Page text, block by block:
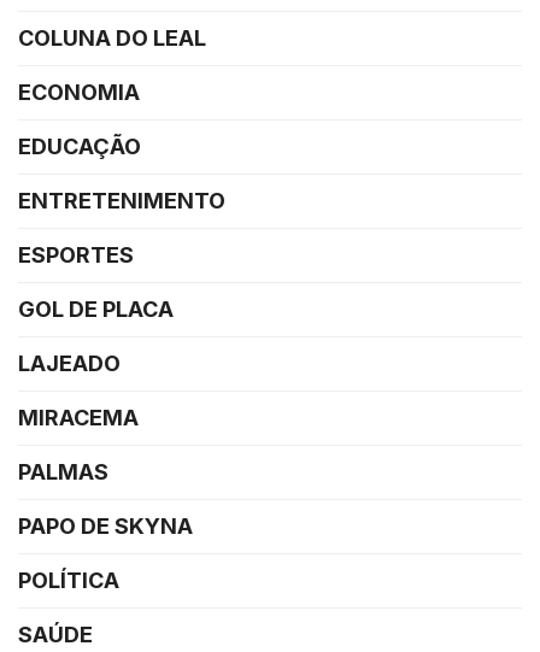
COLUNA DO LEAL
ECONOMIA
EDUCAÇÃO
ENTRETENIMENTO
ESPORTES
GOL DE PLACA
LAJEADO
MIRACEMA
PALMAS
PAPO DE SKYNA
POLÍTICA
SAÚDE